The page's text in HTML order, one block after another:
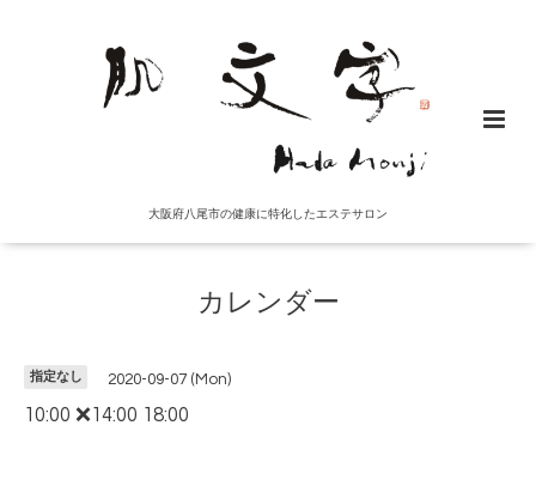
大阪府八尾市の健康に特化したエステサロン
カレンダー
指定なし 2020-09-07 (Mon)
10:00 ❌14:00 18:00